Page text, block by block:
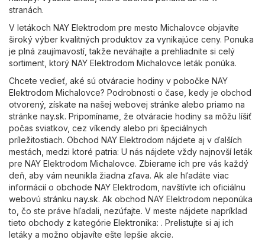
stranách.
V letákoch NAY Elektrodom pre mesto Michalovce objavíte
široký výber kvalitných produktov za vynikajúce ceny. Ponuka
je plná zaujímavostí, takže neváhajte a prehliadnite si celý
sortiment, ktorý NAY Elektrodom Michalovce leták ponúka.
Chcete vedieť, aké sú otváracie hodiny v pobočke NAY
Elektrodom Michalovce? Podrobnosti o čase, kedy je obchod
otvorený, získate na našej webovej stránke alebo priamo na
stránke nay.sk. Pripomíname, že otváracie hodiny sa môžu líšiť
počas sviatkov, cez víkendy alebo pri špeciálnych
príležitostiach. Obchod NAY Elektrodom nájdete aj v ďalších
mestách, medzi ktoré patria: U nás nájdete vždy najnovší leták
pre NAY Elektrodom Michalovce. Zbierame ich pre vás každý
deň, aby vám neunikla žiadna zľava. Ak ale hľadáte viac
informácií o obchode NAY Elektrodom, navštívte ich oficiálnu
webovú stránku nay.sk. Ak obchod NAY Elektrodom neponúka
to, čo ste práve hľadali, nezúfajte. V meste nájdete napríklad
tieto obchody z kategórie Elektronika: . Prelistujte si aj ich
letáky a možno objavíte ešte lepšie akcie.